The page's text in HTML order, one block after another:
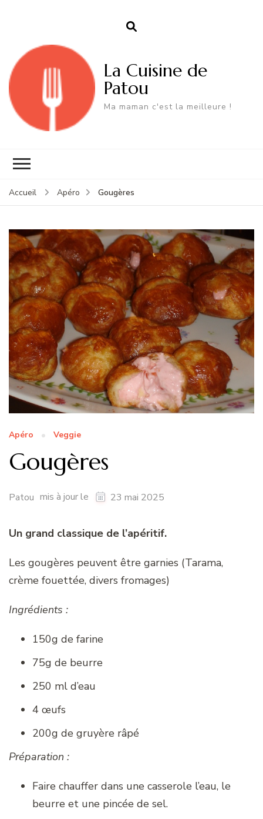
La Cuisine de
Patou
Ma maman c'est la meilleure !
Accueil Apéro Gougères
Apéro Veggie
Gougères
Patou mis à jour le 23 mai 2025
Un grand classique de l’apéritif.
Les gougères peuvent être garnies (Tarama,
crème fouettée, divers fromages)
Ingrédients :
150g de farine
75g de beurre
250 ml d’eau
4 œufs
200g de gruyère râpé
Préparation :
Faire chauffer dans une casserole l’eau, le
beurre et une pincée de sel.